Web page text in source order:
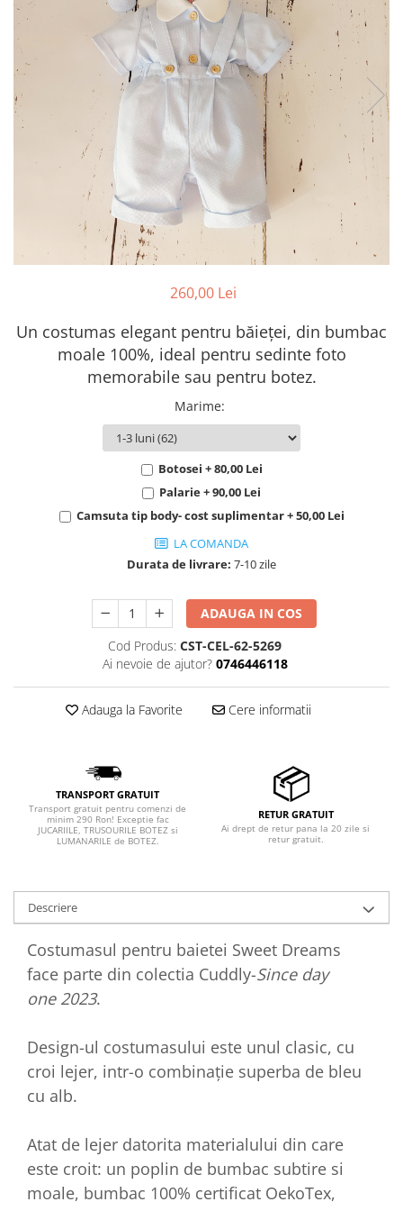
Botosei
Caciuli
Fulare si esarfe
Manusi
Saci de dormit bebe
Perii de par bebe
Camasi baieti
Body-uri bebe
260,00 Lei
Un costumas elegant pentru băieței, din bumbac
moale 100%, ideal pentru sedinte foto
memorabile sau pentru botez.
Marime:
Botosei + 80,00 Lei
Palarie + 90,00 Lei
Camsuta tip body- cost suplimentar + 50,00 Lei
LA COMANDA
Durata de livrare: 7-10 zile
ADAUGA IN COS
Cod Produs: CST-CEL-62-5269
Ai nevoie de ajutor? 0746446118
Adauga la Favorite Cere informatii
TRANSPORT GRATUIT
Transport gratuit pentru comenzi de
minim 290 Ron! Exceptie fac
JUCARIILE, TRUSOURILE BOTEZ si
LUMANARILE de BOTEZ.
RETUR GRATUIT
Ai drept de retur pana la 20 zile si
retur gratuit.
Descriere
Costumasul pentru baietei Sweet Dreams
face parte din colectia Cuddly-Since day
one 2023.
Design-ul costumasului este unul clasic, cu
croi lejer, intr-o combinație superba de bleu
cu alb.
Atat de lejer datorita materialului din care
este croit: un poplin de bumbac subtire si
moale, bumbac 100% certificat OekoTex,